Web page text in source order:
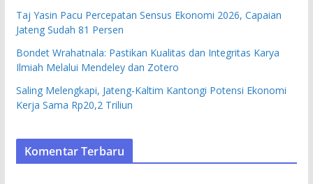
Taj Yasin Pacu Percepatan Sensus Ekonomi 2026, Capaian
Jateng Sudah 81 Persen
Bondet Wrahatnala: Pastikan Kualitas dan Integritas Karya
Ilmiah Melalui Mendeley dan Zotero
Saling Melengkapi, Jateng-Kaltim Kantongi Potensi Ekonomi
Kerja Sama Rp20,2 Triliun
Komentar Terbaru